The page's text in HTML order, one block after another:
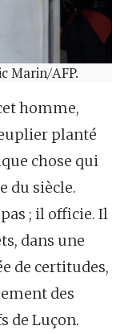
Marin/AFP.
homme,
planté
chose qui
du siècle.
; il officie. Il
dans une
de certitudes,
des
de Luçon.